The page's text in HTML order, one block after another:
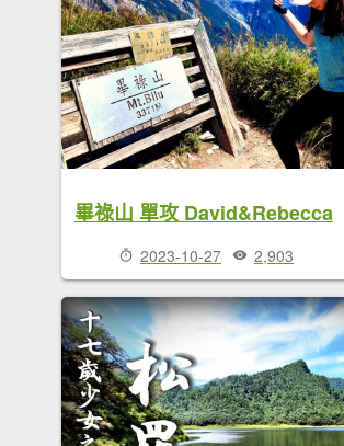
畢祿山 單攻 David&Rebecca
2023-10-27 2,903